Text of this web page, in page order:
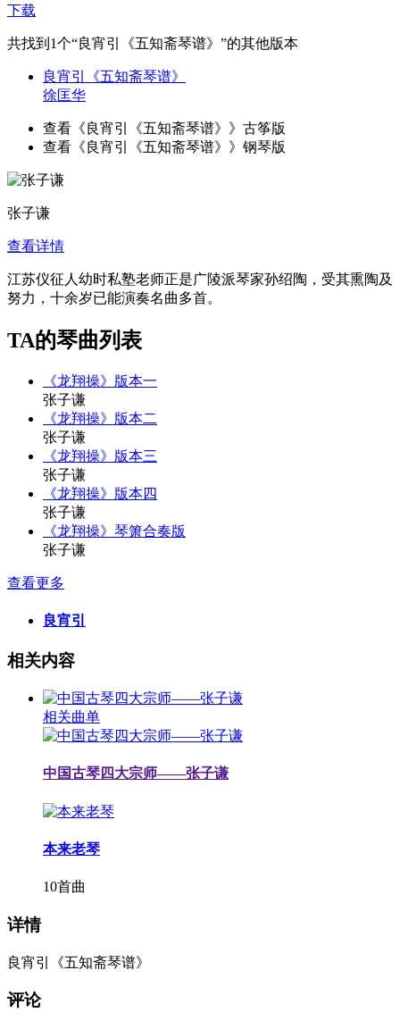
下载
共找到 1个“良宵引《五知斋琴谱》”的其他版本
良宵引《五知斋琴谱》
徐匡华
查看《良宵引《五知斋琴谱》》古筝版
查看《良宵引《五知斋琴谱》》钢琴版
张子谦
查看详情
江苏仪征人幼时私塾老师正是广陵派琴家孙绍陶，受其熏陶及
努力，十余岁已能演奏名曲多首。
TA的琴曲列表
《龙翔操》版本一
张子谦
《龙翔操》版本二
张子谦
《龙翔操》版本三
张子谦
《龙翔操》版本四
张子谦
《龙翔操》琴箫合奏版
张子谦
查看更多
良宵引
相关内容
相关曲单
中国古琴四大宗师——张子谦
本来老琴
10首曲
详情
良宵引《五知斋琴谱》
评论